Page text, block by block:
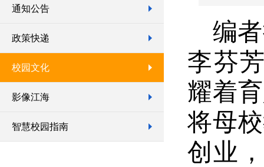
通知公告
政策快递
校园文化
影像江海
智慧校园指南
编
李芬
耀着
将母
创业